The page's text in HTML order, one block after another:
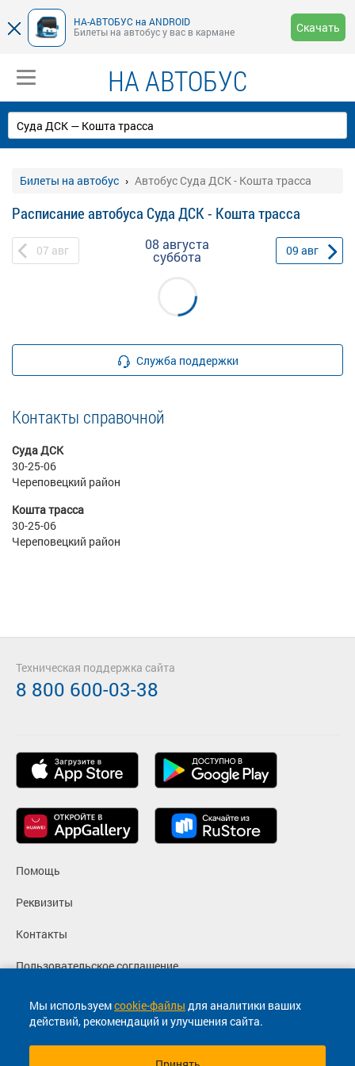
НА-АВТОБУС на ANDROID
Билеты на автобус у вас в кармане
Скачать
НА АВТОБУС
Билеты на автобус Автобус Суда ДСК - Кошта трасса
Расписание автобуса Суда ДСК - Кошта трасса
07 авг 08 августа
суббота 09 авг
Служба поддержки
Контакты справочной
Суда ДСК
30-25-06
Череповецкий район
Кошта трасса
30-25-06
Череповецкий район
Мы используемcookie-файлы для аналитики ваших
действий, рекомендаций и улучшения сайта.
Помощь
Реквизиты
Контакты
Пользовательское соглашение
Политика конфиденциальности
Согласие на маркетинговые сообщения
Техническая поддержка сайта
8 800 600-03-38